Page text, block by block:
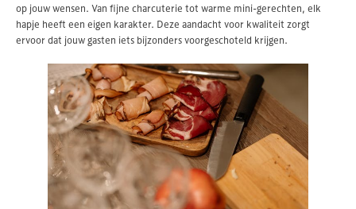
op jouw wensen. Van fijne charcuterie tot warme mini-gerechten, elk
hapje heeft een eigen karakter. Deze aandacht voor kwaliteit zorgt
ervoor dat jouw gasten iets bijzonders voorgeschoteld krijgen.